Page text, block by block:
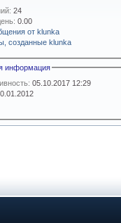
24
0.00
от klunka
созданные klunka
информация
05.10.2017 12:29